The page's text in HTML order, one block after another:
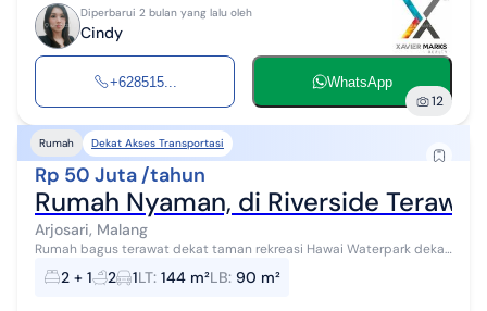
Diperbarui 2 bulan yang lalu oleh
Cindy
+628515... WhatsApp
12
Rumah Dekat Akses Transportasi
Rp 50 Juta /tahun
Rumah Nyaman, di Riverside
Arjosari, Malang
Rumah bagus terawat dekat taman rekreasi Hawai Waterpark dekat
jalan poros Surabaya - Malang dekat terminal Arjosari ada halaman
belakang selain di...
2 + 1 2 1LT: 144 m²LB: 90 m²